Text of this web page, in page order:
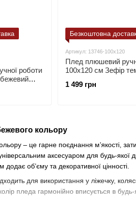
кольору
– це гарне поєднання м’якості,
аксесуаром для будь-якої
об’єму та декоративної цінності.
для використання у ліжечку,
пледа гармонійно вписується в
роботи
Безкоштовна
Артикул: 13746-100х120
Плед плюшевий
100х120 см Зефір
1 499 грн